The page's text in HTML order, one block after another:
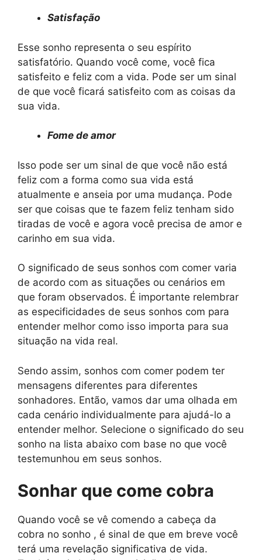
Satisfação
Esse sonho representa o seu espírito
satisfatório. Quando você come, você fica
satisfeito e feliz com a vida. Pode ser um sinal
de que você ficará satisfeito com as coisas da
sua vida.
Fome de amor
Isso pode ser um sinal de que você não está
feliz com a forma como sua vida está
atualmente e anseia por uma mudança. Pode
ser que coisas que te fazem feliz tenham sido
tiradas de você e agora você precisa de amor e
carinho em sua vida.
O significado de seus sonhos com comer varia
de acordo com as situações ou cenários em
que foram observados. É importante relembrar
as especificidades de seus sonhos com para
entender melhor como isso importa para sua
situação na vida real.
Sendo assim, sonhos com comer podem ter
mensagens diferentes para diferentes
sonhadores. Então, vamos dar uma olhada em
cada cenário individualmente para ajudá-lo a
entender melhor. Selecione o significado do seu
sonho na lista abaixo com base no que você
testemunhou em seus sonhos.
Sonhar que come cobra
Quando você se vê comendo a cabeça da
cobra no sonho , é sinal de que em breve você
terá uma revelação significativa de vida.